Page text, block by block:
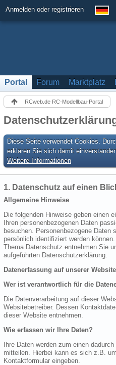
Anmelden oder registrieren
Portal Forum Marktplatz
RCweb.de RC-Modellbau-Portal
Diese Seite verwendet Cookies.
erklären Sie sich damit
Weitere Informationen
1. Datenschutz auf einen
Allgemeine Hinweise
Die folgenden Hinweise geben einen
Ihren personenbezogenen Daten
besuchen. Personenbezogene Daten
persönlich identifiziert werden
Thema Datenschutz entnehmen Sie
aufgeführten Datenschutzerklärung.
Datenerfassung auf unserer Website
Wer ist verantwortlich für die
Die Datenverarbeitung auf dieser
Websitebetreiber. Dessen
dieser Website entnehmen.
Wie erfassen wir Ihre Daten?
Ihre Daten werden zum einen
mitteilen. Hierbei kann es sich z.B.
Kontaktformular eingeben.